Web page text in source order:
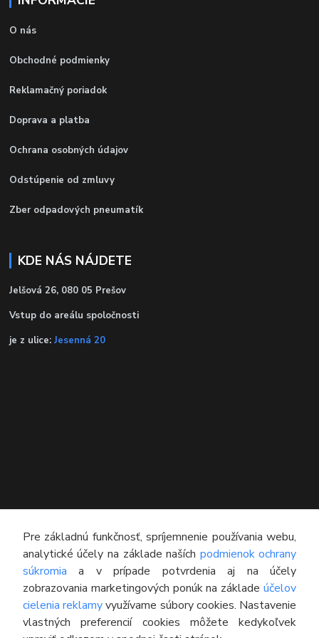
O nás
Obchodné podmienky
Reklamačný poriadok
Doprava a platba
Ochrana osobných údajov
Odstúpenie od zmluvy
Zber odpadových pneumatík
KDE NÁS NÁJDETE
Jelšová 26, 080 05 Prešov
Vstup do areálu spoločnosti
je z ulice: Jesenná 20
KONTAKT
Technický poradca
0948 609 608
(Po-Pia, 8:00-16:30)
info@pneumatikyaprotektory.sk
Pre základnú funkčnosť, spríjemnenie používania webu,
analytické účely na základe naších podmienok ochrany
súkromia a v prípade potvrdenia aj na účely
zobrazovania marketingových ponúk na základeúčelov
cielenia reklamyvyužívame súbory cookies. Nastavenie
vlastných preferencií cookies môžete kedykoľvek